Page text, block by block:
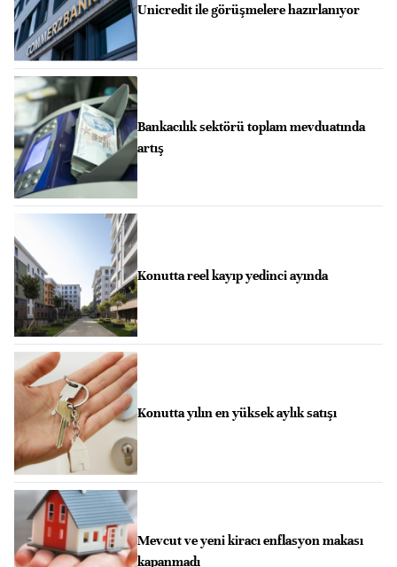
Unicredit ile görüşmelere hazırlanıyor
Bankacılık sektörü toplam mevduatında
artış
Konutta reel kayıp yedinci ayında
Konutta yılın en yüksek aylık satışı
Mevcut ve yeni kiracı enflasyon makası
kapanmadı